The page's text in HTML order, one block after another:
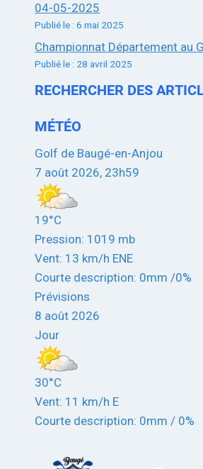
04-05-2025
Publié le : 6 mai 2025
Championnat Département au
Publié le : 28 avril 2025
RECHERCHER DES
MÉTÉO
Golf de Baugé-en-Anjou
7 août 2026, 23h59
19°C
Pression: 1019 mb
Vent: 13 km/h ENE
Courte description: 0mm /0%
Prévisions
8 août 2026
Jour
30°C
Vent: 11 km/h E
Courte description: 0mm / 0%